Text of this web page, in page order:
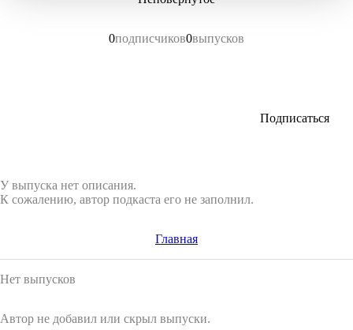
0подписчиков0выпусков
Подписаться
У выпуска нет описания.
К сожалению, автор подкаста его не заполнил.
Главная
Нет выпусков
Автор не добавил или скрыл выпуски.